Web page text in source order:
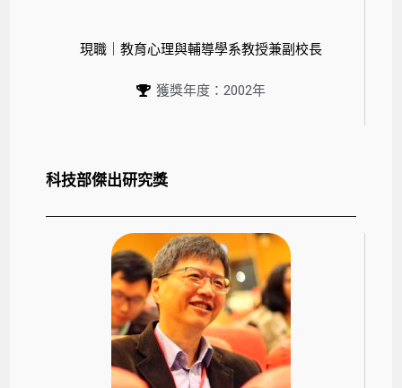
現職｜教育心理與輔導學系教授兼副校長
獲獎年度：2002年
科技部傑出研究獎